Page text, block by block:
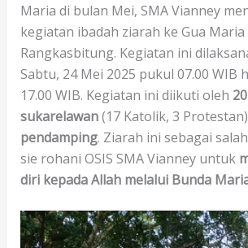
Maria di bulan Mei, SMA Vianney
kegiatan ibadah ziarah ke Gua
Rangkasbitung. Kegiatan ini
Sabtu, 24 Mei 2025 pukul 07.00 WIB
17.00 WIB. Kegiatan ini diikuti oleh
sukarelawan(17 Katolik, 3
pendamping. Ziarah ini sebagai
sie rohani OSIS SMA Vianney untuk
diri kepada Allah melalui Bunda